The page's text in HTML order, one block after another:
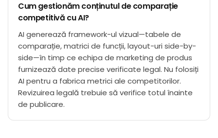
Cum gestionăm conținutul de comparație
competitivă cu AI?
AI generează framework-ul vizual—tabele de
comparație, matrici de funcții, layout-uri side-by-
side—în timp ce echipa de marketing de produs
furnizează date precise verificate legal. Nu folosiți
AI pentru a fabrica metrici ale competitorilor.
Revizuirea legală trebuie să verifice totul înainte
de publicare.